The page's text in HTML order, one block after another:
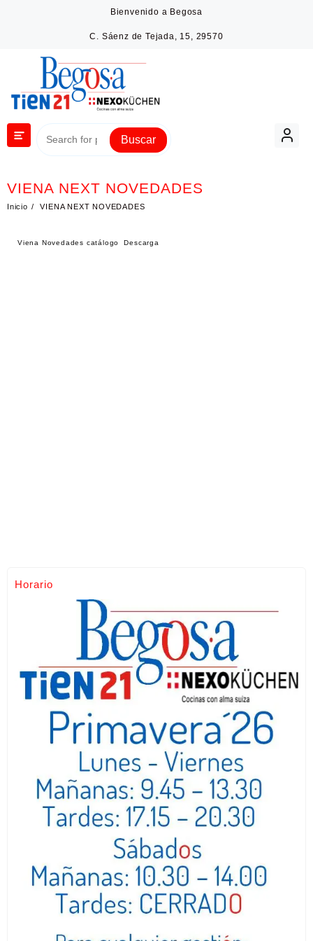
Bienvenido a Begosa
C. Sáenz de Tejada, 15, 29570
Buscar
VIENA NEXT NOVEDADES
Inicio VIENA NEXT NOVEDADES
Viena Novedades catálogo Descarga
Horario